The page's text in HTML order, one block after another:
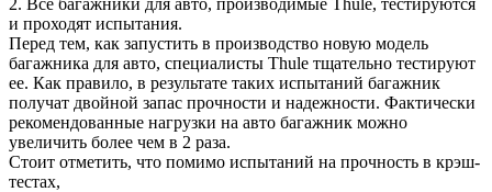
и проходят испытания.
Перед тем, как запустить в производство новую модель
багажника для авто, специалисты Thule тщательно тестируют
ее. Как правило, в результате таких испытаний багажник
получат двойной запас прочности и надежности. Фактически
рекомендованные нагрузки на авто багажник можно
увеличить более чем в 2 раза.
Стоит отметить, что помимо испытаний на прочность в крэш-
тестах,